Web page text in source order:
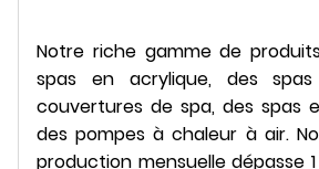
Notre riche gamme de
spas en acrylique, des
couvertures de spa, des spas
des pompes à chaleur à air.
production mensuelle dépasse